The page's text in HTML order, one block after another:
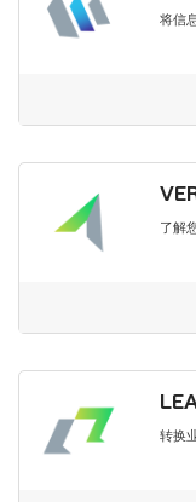
将信
了解
转换